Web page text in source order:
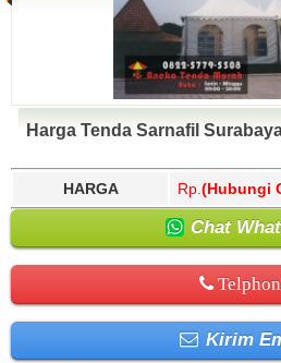
Harga Tenda Sarnafil
HARGA Rp. (Hubungi
Chat
Kirim